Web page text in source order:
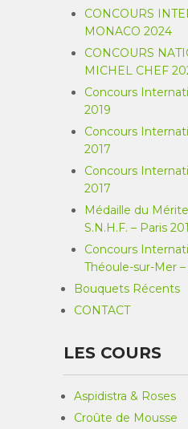
CONCOURS
MONACO 2024
CONCOURS
MICHEL CHEF
Concours
2019
Concours
2017
Concours
2017
Médaille du
S.N.H.F. – Paris
Concours
Théoule-sur-Mer –
Bouquets Récents
CONTACT
LES COURS
Aspidistra & Roses
Croûte de Mousse